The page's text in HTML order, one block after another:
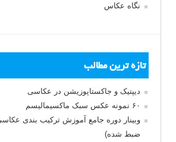
نگاه عکاس
تازه ترین مطالب
دیپتیک و جاکستا‌پوزیشن در عکاسی
۶۰ نمونه عکس سبک ماکسیمالیسم
وبینار دوره جامع آموزش ترکیب بندی
ضبط شده)